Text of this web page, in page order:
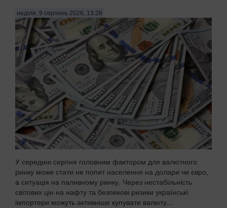
неділя, 9 серпень 2026, 13:28
У середині серпня головним фактором для валютного
ринку може стати не попит населення на долари чи євро,
а ситуація на паливному ринку. Через нестабільність
світових цін на нафту та безпекові ризики українські
імпортери можуть активніше купувати валюту...